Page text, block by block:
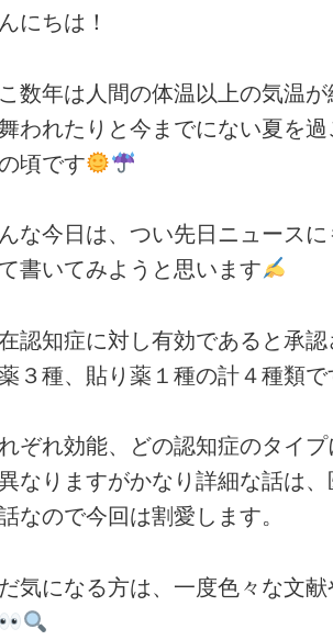
にちは！
数年は人間の体温以上の気温
われたりと今までにない夏を
頃です
な今日は、つい先日ニュース
書いてみようと思います
認知症に対し有効であると承
３種、貼り薬１種の計４種類で
ぞれ効能、どの認知症のタイ
なりますがかなり詳細な話は
なので今回は割愛します。
気になる方は、一度色々な文